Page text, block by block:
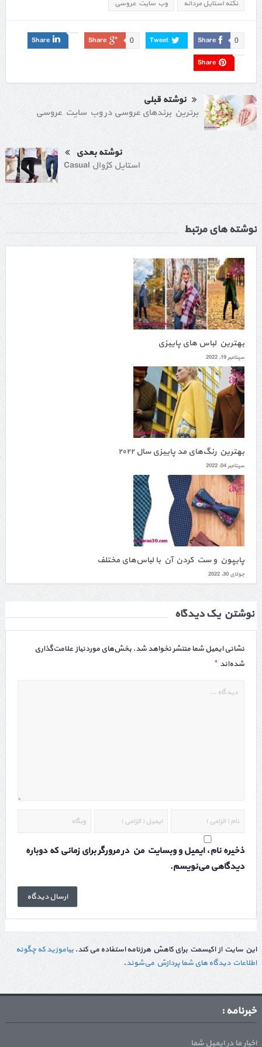
نکته استایل مردانه
وب سایت عروسی
Share 0
Tweet
Share 0
Share
Share
نوشته قبلی
برترین برندهای عروسی در وب سایت عروسی
نوشته بعدی
استایل کژوال Casual
نوشته های مرتبط
بهترین لباس های پاییزی
سپتامبر 19, 2022
بهترین رنگ‌های مد پاییزی سال ۲۰۲۲
سپتامبر 04, 2022
پایپون و ست کردن آن با لباس‌های مختلف
جولای 30, 2022
نوشتن یک دیدگاه
نشانی ایمیل شما منتشر نخواهد شد. بخش‌های موردنیاز علامت‌گذاری
شده‌اند *
ذخیره نام، ایمیل و وبسایت من در مرورگر برای زمانی که دوباره
دیدگاهی می‌نویسم.
این سایت از اکیسمت برای کاهش هرزنامه استفاده می کند.بیاموزید که چگونه
اطلاعات دیدگاه های شما پردازش می‌شوند.
خبرنامه :
اخبار ما در ایمیل شما